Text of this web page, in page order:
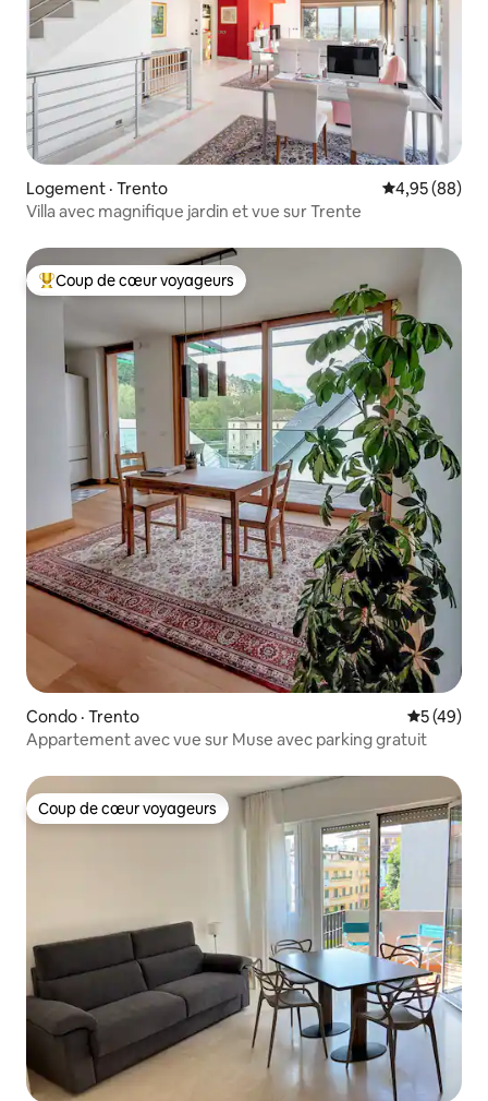
Logement · Trento Note
4,95 (88)
Villa avec magnifique jardin et vue sur Trente
Coup de cœur voyageurs parmi les plus aimés
Coup de cœur voyageurs
Condo · Trento Note
5 (49)
Appartement avec vue sur Muse avec parking gratuit
Coup de cœur voyageurs
Coup de cœur voyageurs